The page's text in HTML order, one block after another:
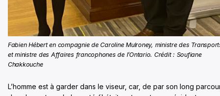
Fabien Hébert en compagnie de Caroline Mulroney, ministre des
et ministre des Affaires francophones de l’Ontario. Crédit : Soufiane
Chakkouche
L’homme est à garder dans le viseur, car, de par son long